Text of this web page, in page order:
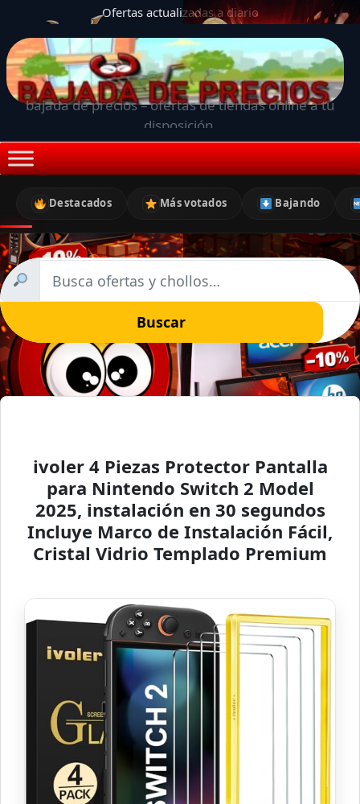
Ofertas actualizadas a diario
bajada de precios – ofertas de tiendas online a tu
disposición.
Destacados Más votados Bajando
Buscar
ivoler 4 Piezas Protector Pantalla
para Nintendo Switch 2 Model
2025, instalación en 30 segundos
Incluye Marco de Instalación Fácil,
Cristal Vidrio Templado Premium